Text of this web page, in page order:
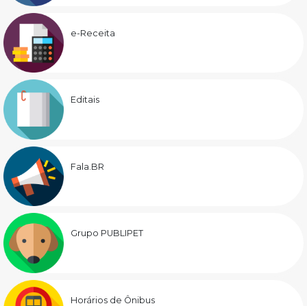
e-Receita
Editais
Fala.BR
Grupo PUBLIPET
Horários de Ônibus